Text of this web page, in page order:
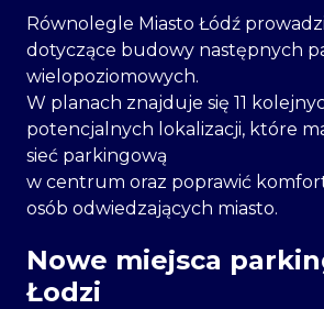
Równolegle Miasto Łódź
dotyczące budowy następnych
wielopoziomowych.
W planach znajduje się 11
potencjalnych lokalizacji, które
sieć parkingową
w centrum oraz poprawić
osób odwiedzających miasto.
Nowe miejsca
Łodzi